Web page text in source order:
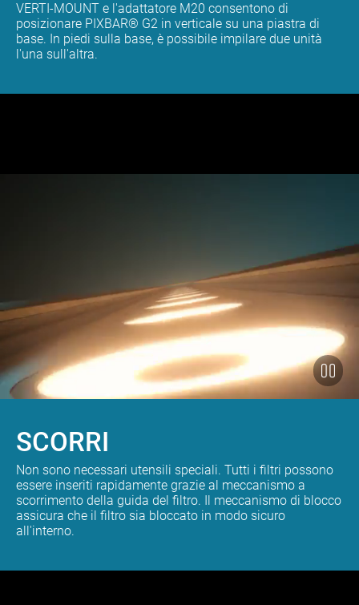
VERTI-MOUNT e l'adattatore M20 consentono di
posizionare PIXBAR® G2 in verticale su una piastra di
base. In piedi sulla base, è possibile impilare due unità
l'una sull'altra.
SCORRI
Non sono necessari utensili speciali. Tutti i filtri possono
essere inseriti rapidamente grazie al meccanismo a
scorrimento della guida del filtro. Il meccanismo di blocco
assicura che il filtro sia bloccato in modo sicuro
all'interno.